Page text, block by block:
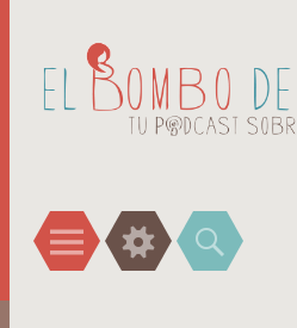
Menú Widgets Buscar